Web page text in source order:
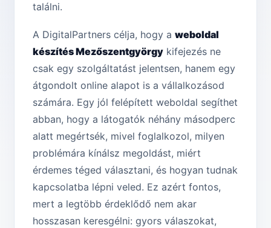
találni.
A DigitalPartners célja, hogy a weboldal
készítés Mezőszentgyörgy kifejezés ne
csak egy szolgáltatást jelentsen, hanem egy
átgondolt online alapot is a vállalkozásod
számára. Egy jól felépített weboldal segíthet
abban, hogy a látogatók néhány másodperc
alatt megértsék, mivel foglalkozol, milyen
problémára kínálsz megoldást, miért
érdemes téged választani, és hogyan tudnak
kapcsolatba lépni veled. Ez azért fontos,
mert a legtöbb érdeklődő nem akar
hosszasan keresgélni: gyors válaszokat,